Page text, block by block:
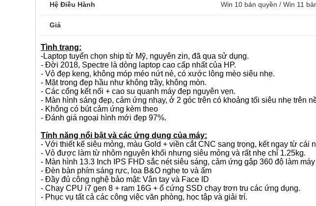
Hệ Điều Hành Win 10 bản quyền / Win 11
Giá
Tình trạng:
-Laptop tuyển chọn ship từ Mỹ, nguyên zin, đã qua sử dụng.
- Đời 2018, Spectre là dòng laptop cao cấp nhất của HP.
- Vỏ đẹp keng, không móp méo nứt nẻ, có xước lông mèo siêu nhẹ.
- Mặt trong đẹp hầu như không trầy, không mòn.
- Các cổng kết nối + cao su quanh máy đẹp nguyên vẹn.
- Màn hình sáng đẹp, cảm ứng nhạy, ở 2 góc trên có khoảng tối siêu nhẹ trên
- Không có bút cảm ứng kèm theo
- Đánh giá ngoại hình mới đẹp 97%.
Tính năng nổi bật và các ứng dụng của máy:
- Với thiết kế siêu mỏng, màu Gold + viền cắt CNC sang trọng, kết ngay từ cái
- Vỏ được làm từ nhôm nguyên khối nhưng siêu mỏng và rất nhẹ chỉ 1.25kg.
- Màn hình 13.3 Inch IPS FHD sắc nét siêu sáng, cảm ứng gập 360 độ làm
- Đèn bàn phím sáng rực, loa B&O nghe to và ấm
- Đầy đủ công nghệ bảo mật: Vân tay và Face ID
- Chạy CPU i7 gen 8 + ram 16G + ổ cứng SSD chạy trơn tru các ứng dụng.
- Phục vụ tất cả các công việc văn phòng, học tập và giải trí.